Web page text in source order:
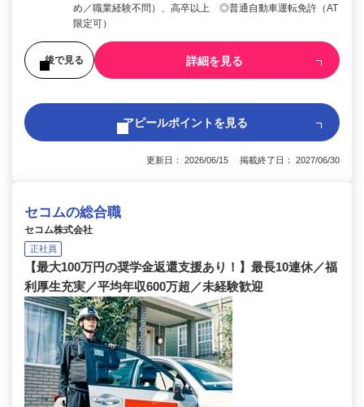
め／職業経験不問）、高卒以上 ◎普通自動車運転免許（AT
限定可）
後で見る 詳細を見る
アピールポイントを見る
更新日： 2026/06/15 掲載終了日： 2027/06/30
セコムの総合職
セコム株式会社
正社員
【最大100万円の奨学金返還支援あり！】最長10連休／福
利厚生充実／平均年収600万超／未経験歓迎